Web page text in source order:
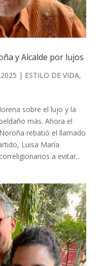
y Alcalde por lujos
| ESTILO DE VIDA,
sobre el lujo y la
más. Ahora el
rebatió el llamado
Luisa María
a evitar...